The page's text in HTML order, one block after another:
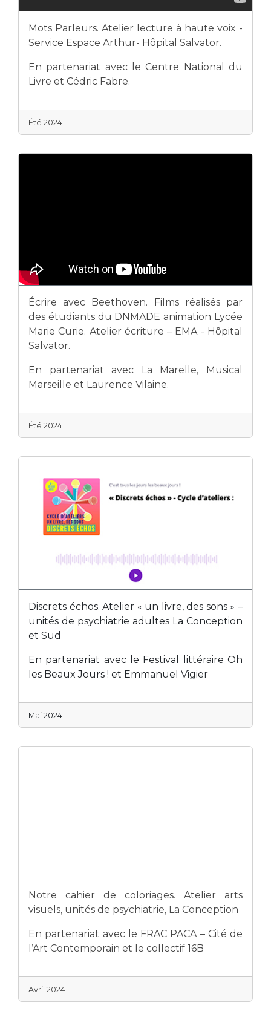
Mots Parleurs. Atelier lecture à haute voix -
Service Espace Arthur- Hôpital Salvator.
En partenariat avec le Centre National du
Livre et Cédric Fabre.
Été 2024
Écrire avec Beethoven. Films réalisés par
des étudiants du DNMADE animation Lycée
Marie Curie. Atelier écriture – EMA - Hôpital
Salvator.
En partenariat avec La Marelle, Musical
Marseille et Laurence Vilaine.
Été 2024
Discrets échos. Atelier « un livre, des sons » –
unités de psychiatrie adultes La Conception
et Sud
En partenariat avec le Festival littéraire Oh
les Beaux Jours ! et Emmanuel Vigier
Mai 2024
Notre cahier de coloriages. Atelier arts
visuels, unités de psychiatrie, La Conception
En partenariat avec le FRAC PACA – Cité de
l’Art Contemporain et le collectif 16B
Avril 2024